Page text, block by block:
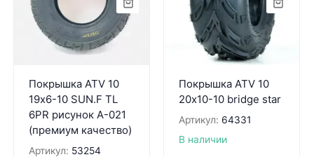
Покрышка ATV 10
19х6-10 SUN.F TL
6PR рисунок A-021
(премиум качество)
Артикул: 53254
Покрышка ATV 10
20х10-10 bridge star
Артикул: 64331
В наличии